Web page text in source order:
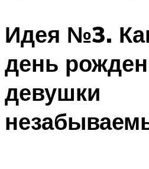
Идея №3.
день
девушки